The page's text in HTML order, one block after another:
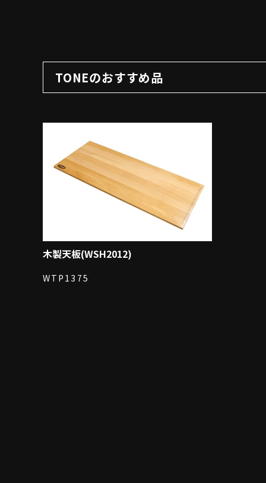
TONEのおすすめ品
木製天板(WSH2012)
WTP1375